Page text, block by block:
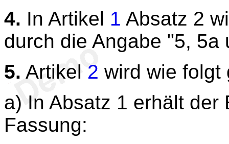
4. In Artikel 1 Absatz 2
durch die Angabe "5, 5a
5. Artikel 2 wird wie folgt
a) In Absatz 1 erhält
Fassung: